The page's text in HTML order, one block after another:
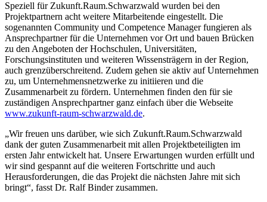
Speziell für Zukunft.Raum.Schwarzwald wurden bei den
Projektpartnern acht weitere Mitarbeitende eingestellt. Die
sogenannten Community und Competence Manager fungieren als
Ansprechpartner für die Unternehmen vor Ort und bauen Brücken
zu den Angeboten der Hochschulen, Universitäten,
Forschungsinstituten und weiteren Wissensträgern in der Region,
auch grenzüberschreitend. Zudem gehen sie aktiv auf Unternehmen
zu, um Unternehmensnetzwerke zu initiieren und die
Zusammenarbeit zu fördern. Unternehmen finden den für sie
zuständigen Ansprechpartner ganz einfach über die Webseite
www.zukunft-raum-schwarzwald.de.
„Wir freuen uns darüber, wie sich Zukunft.Raum.Schwarzwald
dank der guten Zusammenarbeit mit allen Projektbeteiligten im
ersten Jahr entwickelt hat. Unsere Erwartungen wurden erfüllt und
wir sind gespannt auf die weiteren Fortschritte und auch
Herausforderungen, die das Projekt die nächsten Jahre mit sich
bringt“, fasst Dr. Ralf Binder zusammen.